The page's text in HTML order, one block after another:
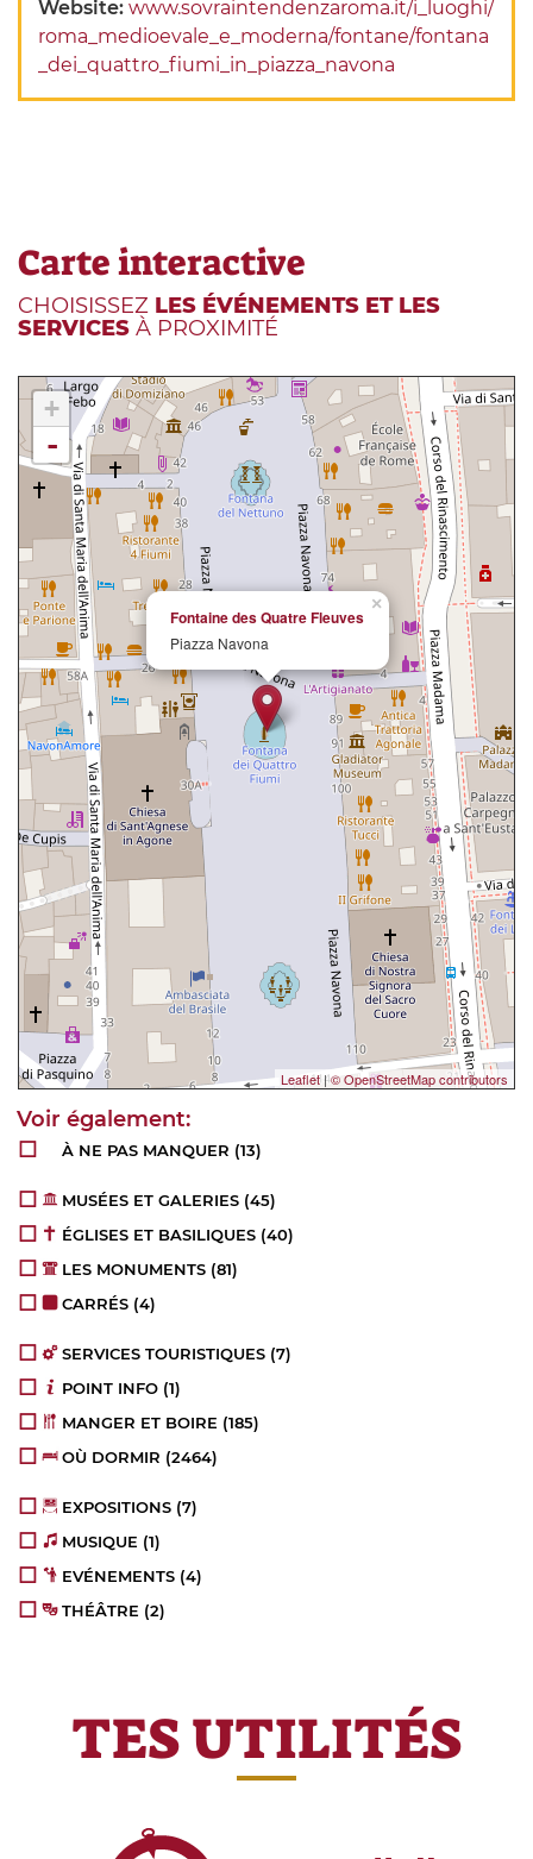
Website:www.sovraintendenzaroma.it/i_luoghi/
roma_medioevale_e_moderna/fontane/fontana
_dei_quattro_fiumi_in_piazza_navona
Carte interactive
CHOISISSEZ LES ÉVÉNEMENTS ET LES
SERVICES À PROXIMITÉ
×
Fontaine des Quatre Fleuves
Piazza Navona
+
-
Leaflet|© OpenStreetMap contributors
À NE PAS MANQUER (13)
MUSÉES ET GALERIES (45)
ÉGLISES ET BASILIQUES (40)
LES MONUMENTS (81)
CARRÉS (4)
SERVICES TOURISTIQUES (7)
POINT INFO (1)
MANGER ET BOIRE (185)
OÙ DORMIR (2464)
EXPOSITIONS (7)
MUSIQUE (1)
EVÉNEMENTS (4)
THÉÂTRE (2)
TES UTILITÉS